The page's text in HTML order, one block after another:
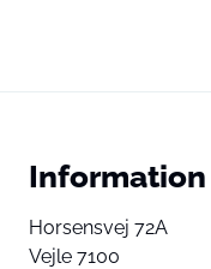
Information
Horsensvej 72A
Vejle 7100